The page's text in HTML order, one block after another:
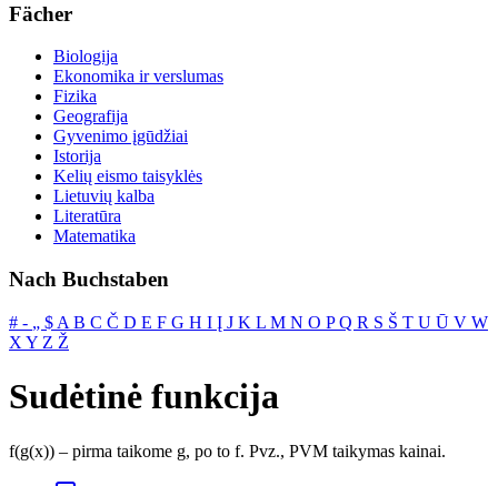
Fächer
Biologija
Ekonomika ir verslumas
Fizika
Geografija
Gyvenimo įgūdžiai
Istorija
Kelių eismo taisyklės
Lietuvių kalba
Literatūra
Matematika
Nach Buchstaben
# ‐ „ $ A B C Č D E F G H I Į J K L M N O PQ R S Š T U Ū V W
X Y Z Ž
Sudėtinė funkcija
f(g(x)) – pirma taikome g, po to f. Pvz., PVM taikymas kainai.